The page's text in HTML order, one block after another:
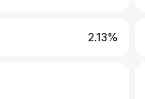
2.13%